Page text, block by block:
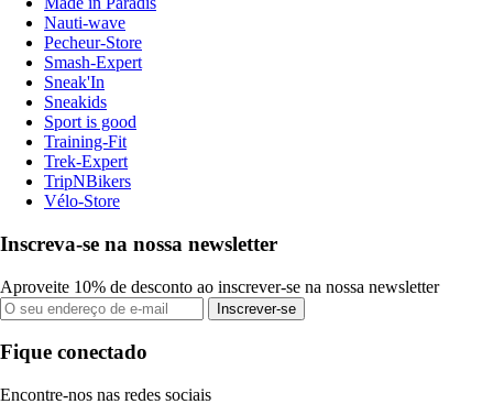
Nauti-wave
Pecheur-Store
Smash-Expert
Sneak'In
Sneakids
Sport is good
Training-Fit
Trek-Expert
TripNBikers
Vélo-Store
Inscreva-se na nossa newsletter
Aproveite 10% de desconto ao inscrever-se na nossa newsletter
Inscrever-se
Fique conectado
Encontre-nos nas redes sociais